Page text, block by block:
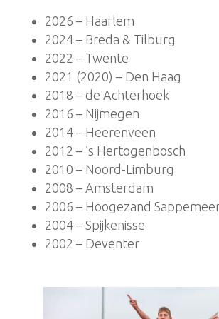
2026 – Haarlem
2024 – Breda & Tilburg
2022 – Twente
2021 (2020) – Den Haag
2018 – de Achterhoek
2016 – Nijmegen
2014 – Heerenveen
2012 – ’s Hertogenbosch
2010 – Noord-Limburg
2008 – Amsterdam
2006 – Hoogezand
2004 – Spijkenisse
2002 – Deventer